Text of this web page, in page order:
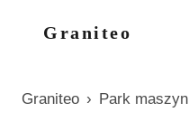
Graniteo
Graniteo › Park maszyn